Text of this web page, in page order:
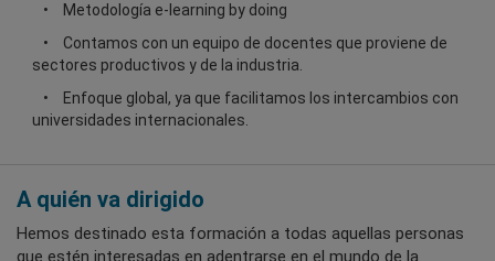
Metodología e-learning by doing
Contamos con un equipo de docentes que proviene de
sectores productivos y de la industria.
Enfoque global, ya que facilitamos los intercambios con
universidades internacionales.
A quién va dirigido
Hemos destinado esta formación a todas aquellas personas
que estén interesadas en adentrarse en el mundo de la